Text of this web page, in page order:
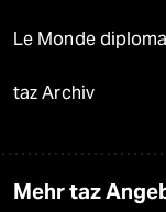
Le Monde
taz Archiv
Mehr taz